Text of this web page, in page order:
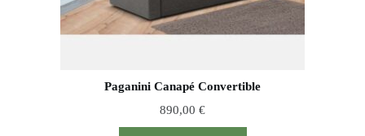
Paganini Canapé Convertible
890,00 €